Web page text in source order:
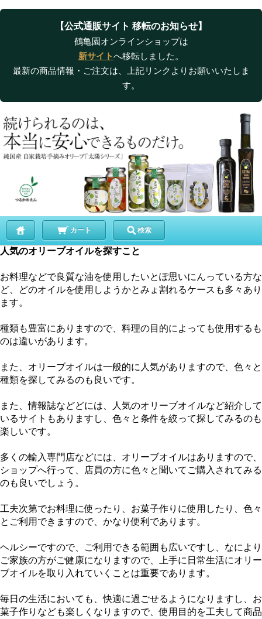
【公式通販サイト 移転のお知らせ】
鶴亀園オンラインショップは
新サイトへ移転しました。
最新の商品情報・ご注文は、上記リンクよりお願いいたしま
す。
カート 検索
人気のオリーブオイルを探すこと
お料理などで良質な油を使用したいとぽ思いにんっている方な
ど、どのオイルを使用しようかとみょ割れるケースも多々あり
ます。
種類も豊富にありますので、料理の目的によっても使用するも
のは違いがあります。
また、オリーブオイルは一般的に人気がありますので、色々と
種類を探してみるのも良いです。
また、情報誌などどには、人気のオリーブオイルなど紹介して
いるサイトもありますし、色々と条件を絞って探してみるのも
楽しいです。
多くの輸入専門店などには、オリーブオイルはありますので、
ショップへ行って、店員の方に色々と聞いてご購入されてみる
のも良いでしょう。
工夫次第でお料理に使ったり、お菓子作りに使用したり、色々
とご利用できますので、かなり便利であります。
ヘルシーですので、ご利用できる範囲も広いですし、なにより
ご家族の方がご健康になりますので、上手に日常生活にオリー
ブオイルを取り入れていくことは重要であります。
毎日の生活においても、快適に過ごせるようになりますし、お
菓子作りなども楽しくなりますので、使用目的を工夫して商品